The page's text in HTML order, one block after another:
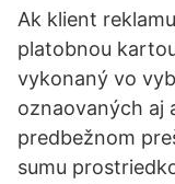
Ak klient
platobnou
vykonaný vo
oznaovaných aj
predbežnom
sumu